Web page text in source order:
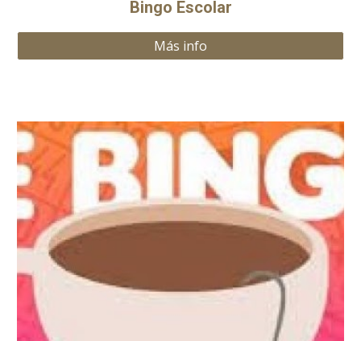
Bingo Escolar
Más info